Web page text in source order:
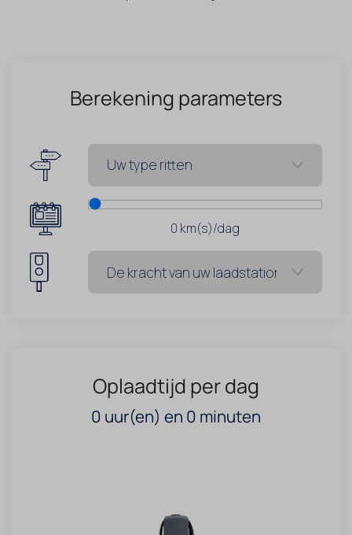
Berekening parameters
0 km(s)/dag
Oplaadtijd per dag
0 uur(en) en 0 minuten